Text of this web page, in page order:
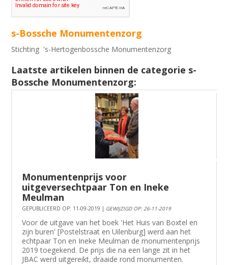
s-Bossche Monumentenzorg
Stichting 's-Hertogenbossche Monumentenzorg
Laatste artikelen binnen de categorie s-
Bossche Monumentenzorg:
Monumentenprijs voor
uitgeversechtpaar Ton en Ineke
Meulman
GEPUBLICEERD OP: 11-09-2019 | GEWIJZIGD OP: 26-11-2019
Voor de uitgave van het boek 'Het Huis van Boxtel en
zijn buren' [Postelstraat en Uilenburg] werd aan het
echtpaar Ton en Ineke Meulman de monumentenprijs
2019 toegekend. De prijs die na een lange zit in het
JBAC werd uitgereikt, draaide rond monumenten.